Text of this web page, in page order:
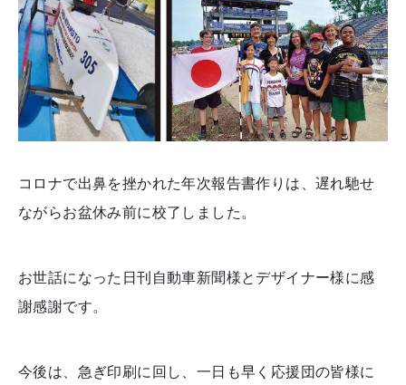
コロナで出鼻を挫かれた年次報告書作りは、遅れ馳せ
ながらお盆休み前に校了しました。
お世話になった日刊自動車新聞様とデザイナー様に感
謝感謝です。
今後は、急ぎ印刷に回し、一日も早く応援団の皆様に